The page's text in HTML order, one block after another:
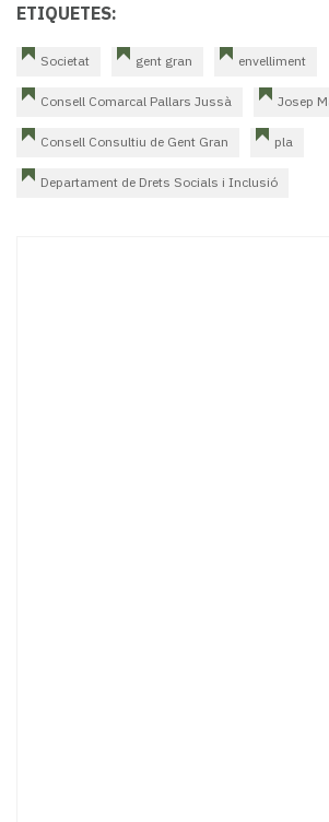
ETIQUETES:
Societat gent gran envelliment
Consell Comarcal Pallars Jussà Josep
Consell Consultiu de Gent Gran pla
Departament de Drets Socials i Inclusió